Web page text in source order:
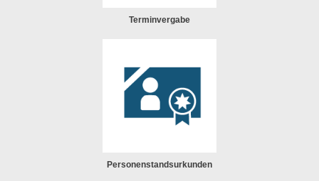
Terminvergabe
Personenstandsurkunden